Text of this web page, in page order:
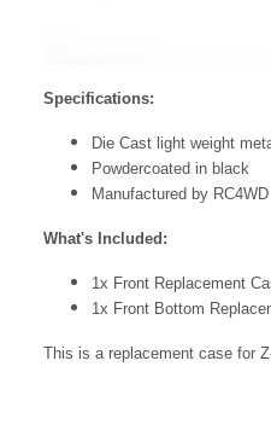
Specifications:
Die Cast light weight
Powdercoated in black
Manufactured by RC4WD
What's Included:
1x Front Replacement
1x Front Bottom
This is a replacement case for